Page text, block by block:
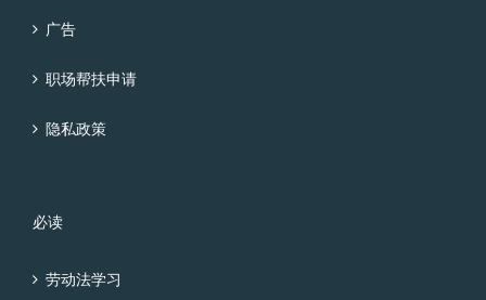
广告
职场帮扶申请
隐私政策
必读
劳动法学习